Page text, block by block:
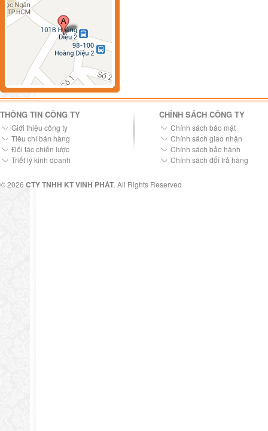
THÔNG TIN CÔNG TY
Giới thiệu công ty
Tiêu chí bán hàng
Đối tác chiến lược
Triết lý kinh doanh
CHÍNH SÁCH CÔNG TY
Chính sách bảo mật
Chính sách giao nhận
Chính sách bảo hành
Chính sách đổi trả hàng
© 2026 CTY TNHH KT VINH PHÁT. All Rights Reserved